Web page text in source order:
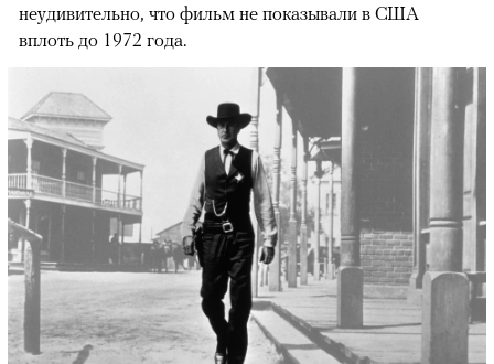
неудивительно, что фильм не показывали в США
вплоть до 1972 года.